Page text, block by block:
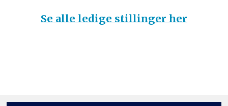
Se alle ledige stillinger her